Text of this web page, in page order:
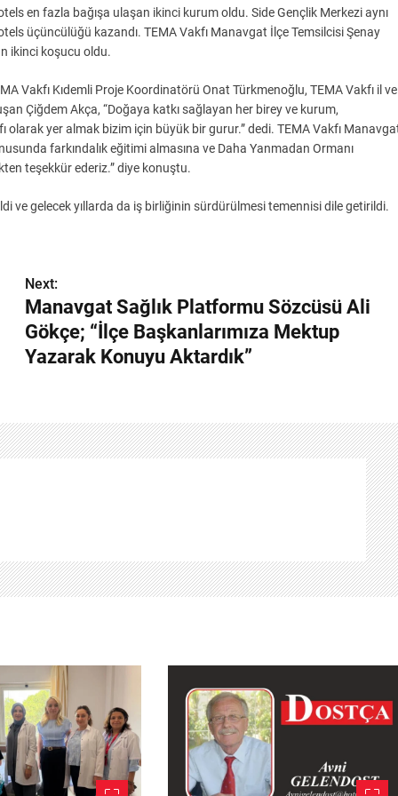
en fazla bağışa ulaşan ikinci kurum oldu. Side Gençlik Merkezi aynı
üçüncülüğü kazandı. TEMA Vakfı Manavgat İlçe Temsilcisi Şenay
ikinci koşucu oldu.
Vakfı Kıdemli Proje Koordinatörü Onat Türkmenoğlu, TEMA Vakfı il ve
Çiğdem Akça, “Doğaya katkı sağlayan her birey ve kurum,
yer almak bizim için büyük bir gurur.” dedi. TEMA Vakfı
farkındalık eğitimi almasına ve Daha Yanmadan Ormanı
teşekkür ederiz.” diye konuştu.
ve gelecek yıllarda da iş birliğinin sürdürülmesi temennisi dile getirildi.
Next:
Manavgat Sağlık Platformu Sözcüsü Ali
Gökçe; “İlçe Başkanlarımıza Mektup
Yazarak Konuyu Aktardık”